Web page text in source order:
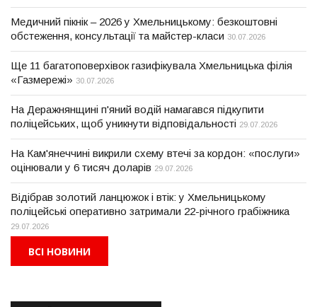
Медичний пікнік – 2026 у Хмельницькому: безкоштовні
обстеження, консультації та майстер-класи 30.07.2026
Ще 11 багатоповерхівок газифікувала Хмельницька філія
«Газмережі» 30.07.2026
На Деражнянщині п'яний водій намагався підкупити
поліцейських, щоб уникнути відповідальності 29.07.2026
На Кам'янеччині викрили схему втечі за кордон: «послуги»
оцінювали у 6 тисяч доларів 29.07.2026
Відібрав золотий ланцюжок і втік: у Хмельницькому
поліцейські оперативно затримали 22-річного грабіжника
29.07.2026
ВСІ НОВИНИ